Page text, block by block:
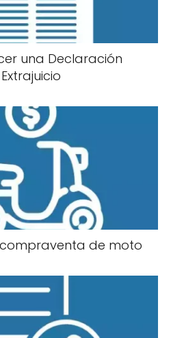
una Declaración
Extrajuicio
de moto